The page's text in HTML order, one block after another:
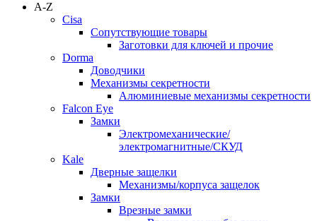
A-Z
Cisa
Сопутствующие товары
Заготовки для ключей и прочие
Dorma
Доводчики
Механизмы секретности
Алюминиевые механизмы секретности
Falcon Eye
Замки
Электромеханические/
электромагнитные/СКУД
Kale
Дверные защелки
Механизмы/корпуса защелок
Замки
Врезные замки